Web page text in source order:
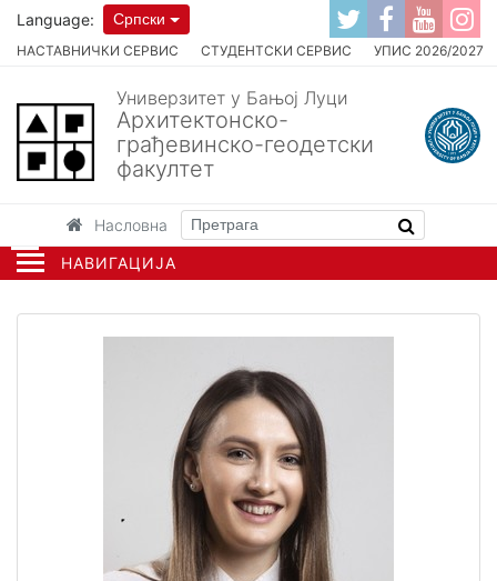
НАВИГАЦИЈА
НАСТАВНИЧКИ СЕРВИС СТУДЕНТСКИ СЕРВИС УПИС 2026/2027
Language: Српски
Универзитет у Бањој Луци
Архитектонско-
грађевинско-геодетски
факултет
Насловна